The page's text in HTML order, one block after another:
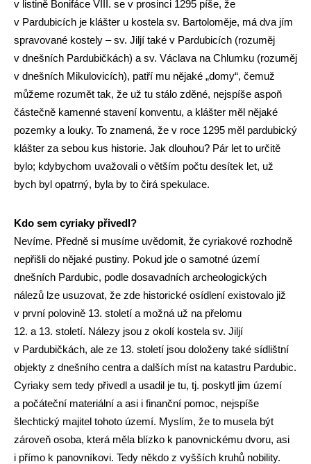
v listině Bonifáce VIII. se v prosinci 1295 píše, že
v Pardubicích je klášter u kostela sv. Bartoloměje, má dva jím
spravované kostely – sv. Jiljí také v Pardubicích (rozuměj
v dnešních Pardubičkách) a sv. Václava na Chlumku (rozuměj
v dnešních Mikulovicích), patří mu nějaké „domy“, čemuž
můžeme rozumět tak, že už tu stálo zděné, nejspíše aspoň
částečně kamenné stavení konventu, a klášter měl nějaké
pozemky a louky. To znamená, že v roce 1295 měl pardubický
klášter za sebou kus historie. Jak dlouhou? Pár let to určitě
bylo; kdybychom uvažovali o větším počtu desítek let, už
bych byl opatrný, byla by to čirá spekulace.
Kdo sem cyriaky přivedl?
Nevíme. Předně si musíme uvědomit, že cyriakové rozhodně
nepřišli do nějaké pustiny. Pokud jde o samotné území
dnešních Pardubic, podle dosavadních archeologických
nálezů lze usuzovat, že zde historické osídlení existovalo již
v první polovině 13. století a možná už na přelomu
12. a 13. století. Nálezy jsou z okolí kostela sv. Jiljí
v Pardubičkách, ale ze 13. století jsou doloženy také sídlištní
objekty z dnešního centra a dalších míst na katastru Pardubic.
Cyriaky sem tedy přivedl a usadil je tu, tj. poskytl jim území
a počáteční materiální a asi i finanční pomoc, nejspíše
šlechtický majitel tohoto území. Myslím, že to musela být
zároveň osoba, která měla blízko k panovnickému dvoru, asi
i přímo k panovníkovi. Tedy někdo z vyšších kruhů nobility.